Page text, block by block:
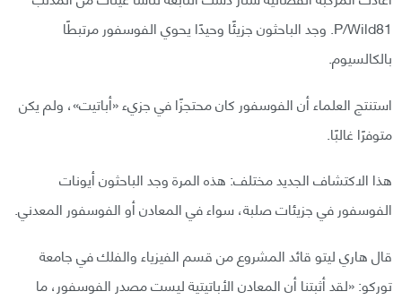
P/Wild81. وجد الباحثون جزيئًا وحيدًا يحوي الفوسفور مرتبطًا
بالكالسيوم.
استنتج العلماء أن الفوسفور كان محتجزًا في جزيء «أباتيت»، ولم يكن
متوفرًا غالبًا.
هذا الاكتشاف الجديد مختلف: هذه المرة وجد الباحثون أيونات
الفوسفور في جزيئات صلبة، سواء في المعادن أو الفوسفور المعدني.
قال هاري ليتو قائد المشروع من قسم الفيزياء والفلك في جامعة
توركو: «لقد أثبتنا أن المعادن الأباتيتية ليست مصدر الفوسفور، ما